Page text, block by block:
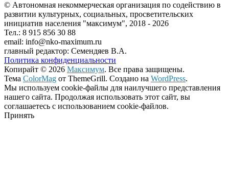
© Автономная некоммерческая организация по содействию в
развитии культурных, социальных, просветительских
инициатив населения "максимум", 2018 - 2026
Тел.: 8 915 856 30 88
email: info@nko-maximum.ru
главный редактор: Семендяев В.А.
Политика конфиденциальности
Копирайт © 2026 Максимум. Все права защищены.
Тема ColorMag от ThemeGrill. Создано на WordPress.
Мы используем cookie-файлы для наилучшего представления
нашего сайта. Продолжая использовать этот сайт, вы
соглашаетесь с использованием cookie-файлов.
Принять